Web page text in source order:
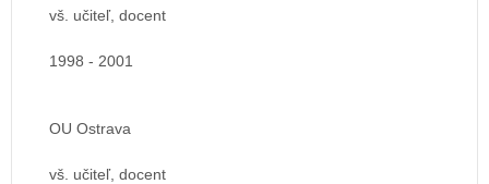
vš. učiteľ, docent
1998 - 2001
OU Ostrava
vš. učiteľ, docent